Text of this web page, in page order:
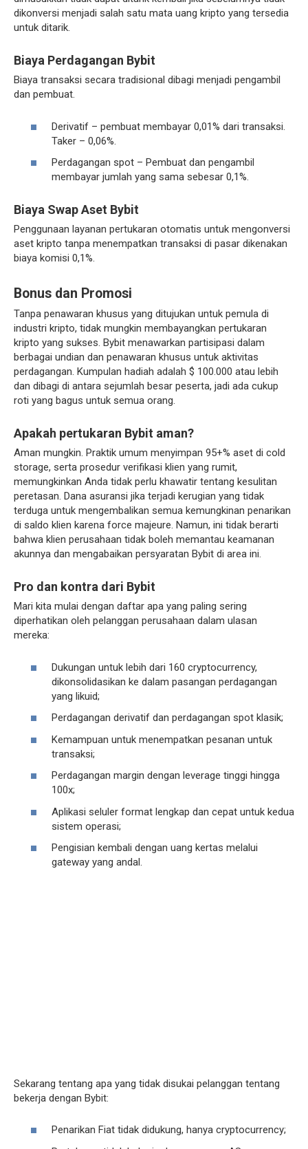
dikonversi menjadi salah satu mata uang kripto yang tersedia
untuk ditarik.
Biaya Perdagangan Bybit
Biaya transaksi secara tradisional dibagi menjadi pengambil
dan pembuat.
Derivatif – pembuat membayar 0,01% dari transaksi.
Taker – 0,06%.
Perdagangan spot – Pembuat dan pengambil
membayar jumlah yang sama sebesar 0,1%.
Biaya Swap Aset Bybit
Penggunaan layanan pertukaran otomatis untuk mengonversi
aset kripto tanpa menempatkan transaksi di pasar dikenakan
biaya komisi 0,1%.
Bonus dan Promosi
Tanpa penawaran khusus yang ditujukan untuk pemula di
industri kripto, tidak mungkin membayangkan pertukaran
kripto yang sukses. Bybit menawarkan partisipasi dalam
berbagai undian dan penawaran khusus untuk aktivitas
perdagangan. Kumpulan hadiah adalah $ 100.000 atau lebih
dan dibagi di antara sejumlah besar peserta, jadi ada cukup
roti yang bagus untuk semua orang.
Apakah pertukaran Bybit aman?
Aman mungkin. Praktik umum menyimpan 95+% aset di cold
storage, serta prosedur verifikasi klien yang rumit,
memungkinkan Anda tidak perlu khawatir tentang kesulitan
peretasan. Dana asuransi jika terjadi kerugian yang tidak
terduga untuk mengembalikan semua kemungkinan penarikan
di saldo klien karena force majeure. Namun, ini tidak berarti
bahwa klien perusahaan tidak boleh memantau keamanan
akunnya dan mengabaikan persyaratan Bybit di area ini.
Pro dan kontra dari Bybit
Mari kita mulai dengan daftar apa yang paling sering
diperhatikan oleh pelanggan perusahaan dalam ulasan
mereka:
Dukungan untuk lebih dari 160 cryptocurrency,
dikonsolidasikan ke dalam pasangan perdagangan
yang likuid;
Perdagangan derivatif dan perdagangan spot klasik;
Kemampuan untuk menempatkan pesanan untuk
transaksi;
Perdagangan margin dengan leverage tinggi hingga
100x;
Aplikasi seluler format lengkap dan cepat untuk kedua
sistem operasi;
Pengisian kembali dengan uang kertas melalui
gateway yang andal.
Sekarang tentang apa yang tidak disukai pelanggan tentang
bekerja dengan Bybit:
Penarikan Fiat tidak didukung, hanya cryptocurrency;